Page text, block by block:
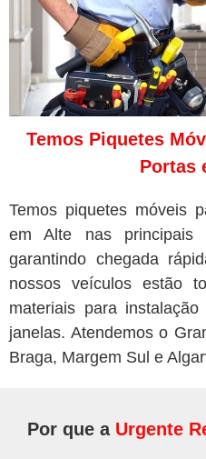
Temos Piquetes
Portas
Temos piquetes móveis
em Alte nas principais
garantindo chegada
nossos veículos estão
materiais para
janelas. Atendemos o
Braga, Margem Sul e
Por que a Urgente